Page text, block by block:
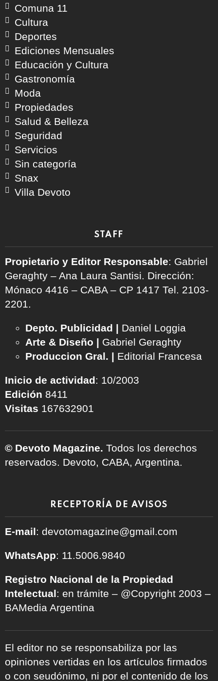
Comuna 11
Cultura
Deportes
Ediciones Mensuales
Educación y Cultura
Gastronomía
Moda
Propiedades
Salud & Belleza
Seguridad
Servicios
Sin categoría
Snax
Villa Devoto
STAFF
Propietario y Editor Responsable: Gabriel
Geraghty – Ana Laura Santisi. Dirección:
Mónaco 4416 – CABA – CP 1417 Tel. 2103-
2201.
Depto. Publicidad | Daniel Loggia
Arte & Diseño | Gabriel Geraghty
Produccion Gral. | Editorial Francesa
Inicio de actividad: 10/2003
Edición 8411
Visitas 167632901
© Devoto Magazine. Todos los derechos
reservados. Devoto, CABA, Argentina.
RECEPTORÍA DE AVISOS
E-mail: devotomagazine@gmail.com
WhatsApp: 11.5006.9840
Registro Nacional de la Propiedad
Intelectual: en trámite – @Copyright 2003 –
BAMedia Argentina
El editor no se responsabiliza por las
opiniones vertidas en los artículos firmados
o con seudónimo, ni por el contenido de los